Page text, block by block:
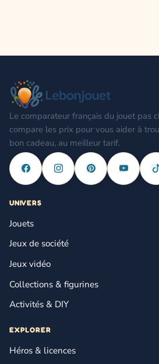
Le comparateur français du jouet pas
compare les prix pour vous aider à
bon cadeau, au meilleur tarif.
UNIVERS
Jouets
Jeux de société
Jeux vidéo
Collections & figurines
Activités & DIY
EXPLORER
Héros & licences